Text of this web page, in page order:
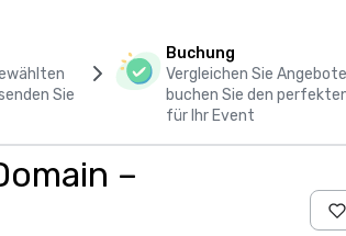
Sie
Buchung
Vergleichen Sie
buchen Sie den
für Ihr Event
–